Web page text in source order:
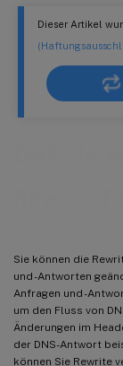
Dieser Artikel
Sie können die
und -Antworten
Anfragen und -
um den Fluss von
Änderungen im
der DNS-Antwort
können Sie Rewrite